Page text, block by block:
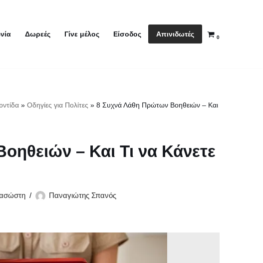
Δωρεές Γίνε μέλος Είσοδος Απινιδωτές 0
» Οδηγίες για Πολίτες » 8 Συχνά Λάθη Πρώτων Βοηθειών – Και
– Και Τι να Κάνετε
Παναγιώτης Σπανός